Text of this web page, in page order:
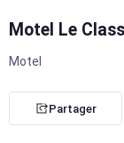
Motel Le
Motel
Partager